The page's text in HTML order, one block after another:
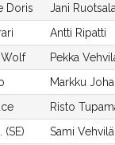
Doris Jani
Antti Ripatti
Pekka
Markku
Risto
(SE) Sami